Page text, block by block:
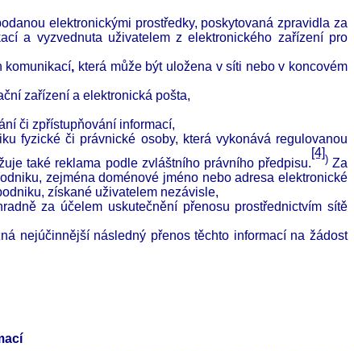
elektronickými prostředky, poskytovaná zpravidla za
a vyzvednuta uživatelem z elektronického zařízení pro
komunikací, která může být uložena v síti nebo v koncovém
zařízení a elektronická pošta,
či zpřístupňování informací,
fyzické či právnické osoby, která vykonává regulovanou
také reklama podle zvláštního právního předpisu.
[4] )Za
zejména doménové jméno nebo adresa elektronické
získané uživatelem nezávisle,
za účelem uskutečnění přenosu prostřednictvím sítě
nejúčinnější následný přenos těchto informací na žádost